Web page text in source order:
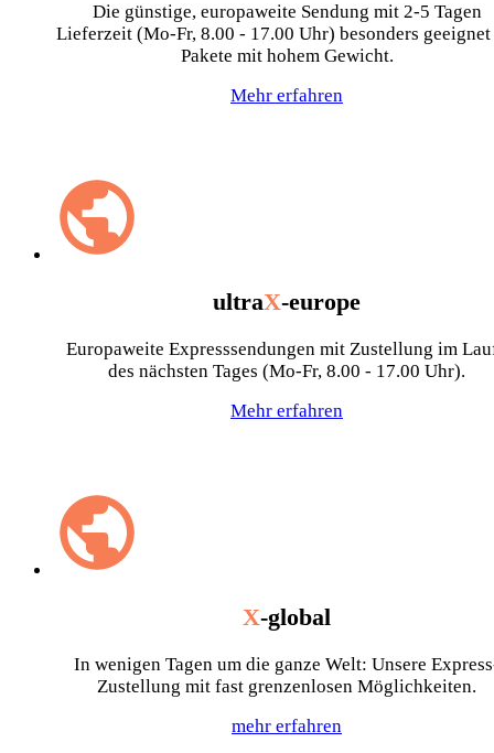
Die günstige, europaweite Sendung mit 2-5 Tagen
Lieferzeit (Mo-Fr, 8.00 - 17.00 Uhr) besonders
Pakete mit hohem Gewicht.
Mehr erfahren
ultraX-europe
Europaweite Expresssendungen mit Zustellung im
des nächsten Tages (Mo-Fr, 8.00 - 17.00 Uhr).
Mehr erfahren
X-global
In wenigen Tagen um die ganze Welt: Unsere
Zustellung mit fast grenzenlosen Möglichkeiten.
mehr erfahren